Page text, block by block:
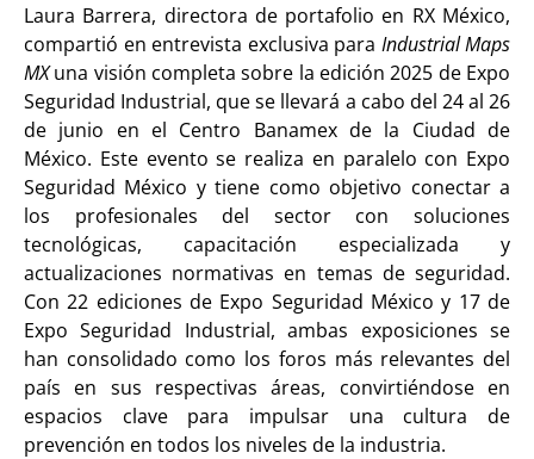
Laura Barrera, directora de portafolio en RX México,
compartió en entrevista exclusiva para Industrial Maps
MXuna visión completa sobre la edición 2025 de Expo
Seguridad Industrial, que se llevará a cabo del 24 al 26
de junio en el Centro Banamex de la Ciudad de
México. Este evento se realiza en paralelo con Expo
Seguridad México y tiene como objetivo conectar a
los profesionales del sector con soluciones
tecnológicas, capacitación especializada y
actualizaciones normativas en temas de seguridad.
Con 22 ediciones de Expo Seguridad México y 17 de
Expo Seguridad Industrial, ambas exposiciones se
han consolidado como los foros más relevantes del
país en sus respectivas áreas, convirtiéndose en
espacios clave para impulsar una cultura de
prevención en todos los niveles de la industria.